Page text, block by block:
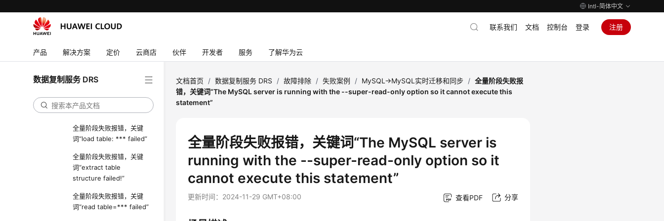
Intl-简体中文
产品 解决方案 定价 云商店 伙伴 开发者 服务 了解华为云
联系我们 文档 控制台 登录 注册
数据复制服务 DRS
exists”
全量阶段失败报错，关键
词“temp table: *** not
词“failed to create new
session”
全量阶段失败报错，关键
词“load table: *** failed”
全量阶段失败报错，关键
词“extract table
structure failed!”
全量阶段失败报错，关键
词“read table=*** failed”
文档首页 / 数据复制服务 DRS / 故障排除 / 失败案例 / MySQL->MySQL实时迁移和同步 / 全量阶段失败报
错，关键词“The MySQL server is running with the --super-read-only option so it cannot execute this
statement”
全量阶段失败报错，关键词“The MySQL server is
running with the --super-read-only option so it
cannot execute this statement”
更新时间： 2024-11-29 GMT+08:00 查看PDF 分享